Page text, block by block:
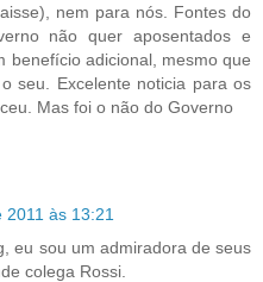
nem para nós. Fontes do
não quer aposentados e
benefício adicional, mesmo que
seu. Excelente noticia para os
Mas foi o não do Governo
às 13:21
eu sou um admiradora de seus
colega Rossi.